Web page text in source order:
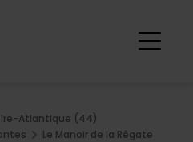
Atlantique (44)
Le Manoir de la Régate